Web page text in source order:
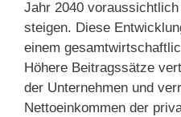
Jahr 2040
steigen. Diese
einem
Höhere Beitragssätze
der Unternehmen und
Nettoeinkommen der